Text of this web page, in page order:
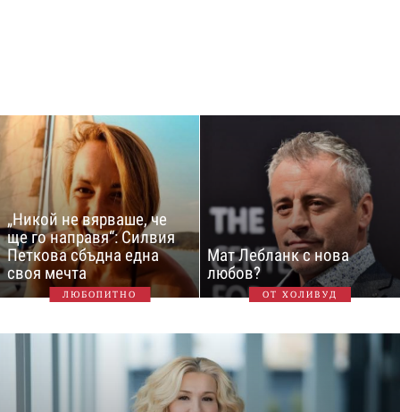
„Никой не вярваше, че
ще го направя“: Силвия
Петкова сбъдна една
своя мечта
ЛЮБОПИТНО
Мат Лебланк с нова
любов?
ОТ ХОЛИВУД